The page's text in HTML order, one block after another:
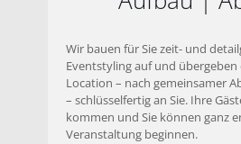
Wir bauen für Sie zeit- und
Eventstyling auf und übergeben
Location – nach gemeinsamer
– schlüsselfertig an Sie. Ihre
kommen und Sie können ganz
Veranstaltung beginnen.